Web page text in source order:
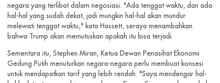
negara yang terlibat dalam negosiasi. "Ada tenggat waktu, dan ada
hal-hal yang sudah dekat, jadi mungkin hal-hal akan mundur
melewati tenggat waktu," kata Hassett, seraya menambahkan
bahwa Trump akan memutuskan apakah itu bisa terjadi.
Sementara itu, Stephen Miran, Ketua Dewan Penasihat Ekonomi
Gedung Putih menuturkan negara-negara perlu membuat konsesi
untuk mendapatkan tarif yang lebih rendah. "Saya mendengar hal-